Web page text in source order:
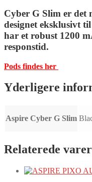
Cyber G Slim er det
designet eksklusivt
har et robust 1200
responstid.
Pods findes her
Yderligere
Aspire Cyber G Slim
Relaterede varer